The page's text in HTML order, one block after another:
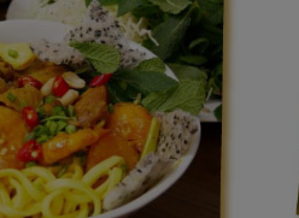
Bắc
Vào
Nam
|
Trường
Sa
Tourist
DMC